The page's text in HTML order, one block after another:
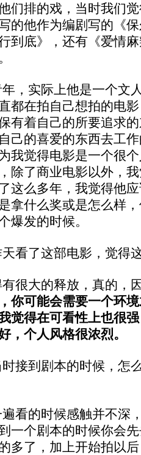
们排的戏，当时我们
的他作为编剧写的《
到底》，还有《爱情
，实际上他是一个文
都在拍自己想拍的电
有着自己的所要追求
己的喜爱的东西去工
我觉得电影是一个很
除了商业电影以外，
这么多年，我觉得他
拿什么奖或是怎么样
爆发的时候。
看了这部电影，觉得
很大的释放，真的，
你可能会需要一个环
觉得在可看性上也很
，个人风格很浓烈。
接到剧本的时候，怎
看的时候感触并不深
一个剧本的时候你会
多了，加上开始拍以